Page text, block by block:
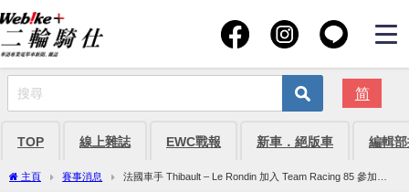
简
TOP 線上雜誌 EWC戰報 新車．絕版車 編輯
主頁 賽事消息
法國車手 Thibault – Le Rondin 加入 Team Racing 85 參加